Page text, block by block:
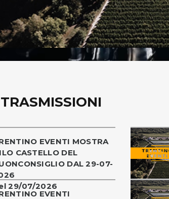
EVENTI MOSTRA
CASTELLO DEL
DAL 29-07-
29/07/2026
EVENTI